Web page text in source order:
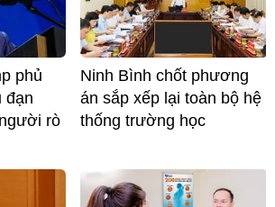
phủ
đạn
rò
Ninh Bình chốt phương
án sắp xếp lại toàn bộ hệ
thống trường học